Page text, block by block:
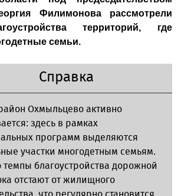
Филимонова рассмотрели
территорий, где
семьи.
Справка
Охмыльцево активно
здесь в рамках
программ выделяются
участки многодетным семьям.
темпы благоустройства дорожной
отстают от жилищного